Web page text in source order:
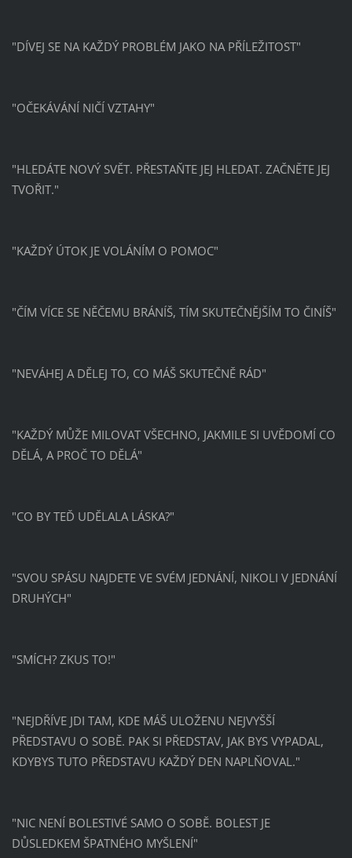
"DÍVEJ SE NA KAŽDÝ PROBLÉM JAKO NA PŘÍLEŽITOST"
"OČEKÁVÁNÍ NIČÍ VZTAHY"
"HLEDÁTE NOVÝ SVĚT. PŘESTAŇTE JEJ HLEDAT. ZAČNĚTE JEJ
TVOŘIT."
"KAŽDÝ ÚTOK JE VOLÁNÍM O POMOC"
"ČÍM VÍCE SE NĚČEMU BRÁNÍŠ, TÍM SKUTEČNĚJŠÍM TO ČINÍŠ"
"NEVÁHEJ A DĚLEJ TO, CO MÁŠ SKUTEČNĚ RÁD"
"KAŽDÝ MŮŽE MILOVAT VŠECHNO, JAKMILE SI UVĚDOMÍ CO
DĚLÁ, A PROČ TO DĚLÁ"
"CO BY TEĎ UDĚLALA LÁSKA?"
"SVOU SPÁSU NAJDETE VE SVÉM JEDNÁNÍ, NIKOLI V JEDNÁNÍ
DRUHÝCH"
"SMÍCH? ZKUS TO!"
"NEJDŘÍVE JDI TAM, KDE MÁŠ ULOŽENU NEJVYŠŠÍ
PŘEDSTAVU O SOBĚ. PAK SI PŘEDSTAV, JAK BYS VYPADAL,
KDYBYS TUTO PŘEDSTAVU KAŽDÝ DEN NAPLŇOVAL."
"NIC NENÍ BOLESTIVÉ SAMO O SOBĚ. BOLEST JE
DŮSLEDKEM ŠPATNÉHO MYŠLENÍ"